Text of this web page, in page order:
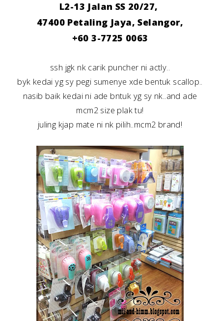
L2-13 Jalan SS 20/27,
47400 Petaling Jaya, Selangor,
+60 3-7725 0063
ssh jgk nk carik puncher ni actly..
byk kedai yg sy pegi sumenye xde bentuk scallop..
nasib baik kedai ni ade bntuk yg sy nk..and ade
mcm2 size plak tu!
juling kjap mate ni nk pilih..mcm2 brand!